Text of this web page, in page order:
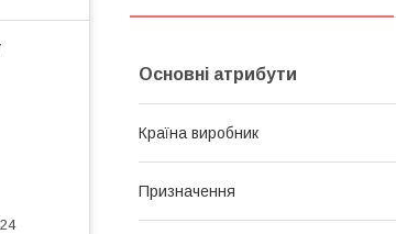
Основні атрибути
Країна виробник
Призначення